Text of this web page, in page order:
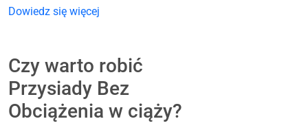
Dowiedz się więcej
Czy warto robić
Przysiady Bez
Obciążenia w ciąży?